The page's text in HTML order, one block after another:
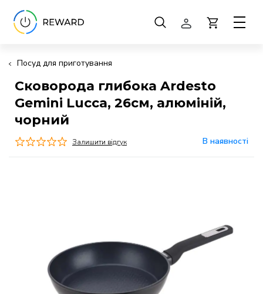
Посуд для приготування
Сковорода глибока Ardesto
Gemini Lucca, 26см, алюміній,
чорний
Залишити відгук В наявності